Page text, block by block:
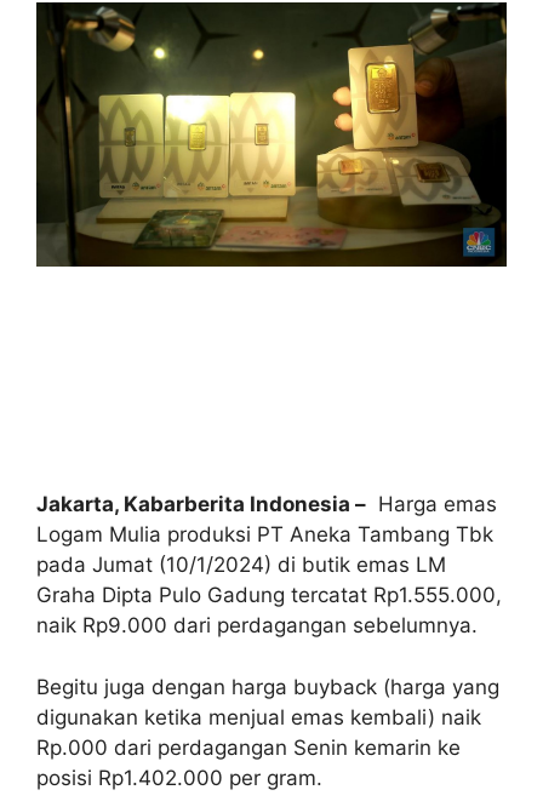
Jakarta, Kabarberita Indonesia – Harga emas
Logam Mulia produksi PT Aneka Tambang Tbk
pada Jumat (10/1/2024) di butik emas LM
Graha Dipta Pulo Gadung tercatat Rp1.555.000,
naik Rp9.000 dari perdagangan sebelumnya.
Begitu juga dengan harga buyback (harga yang
digunakan ketika menjual emas kembali) naik
Rp.000 dari perdagangan Senin kemarin ke
posisi Rp1.402.000 per gram.